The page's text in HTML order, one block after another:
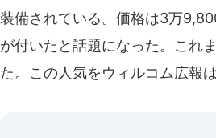
装備されている。価格は3万
が付いたと話題になった。これ
た。この人気をウィルコム広報は